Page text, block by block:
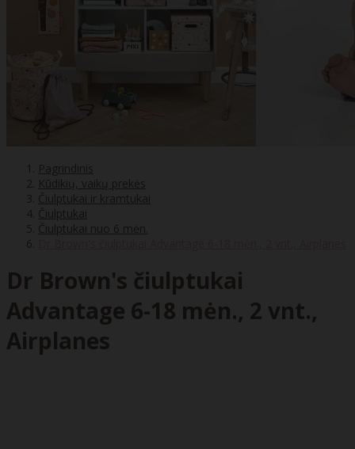
Pagrindinis
Kūdikių, vaikų prekės
Čiulptukai ir kramtukai
Čiulptukai
Čiulptukai nuo 6 mėn.
Dr Brown's čiulptukai
Advantage 6-18 mėn., 2 vnt.,
Airplanes